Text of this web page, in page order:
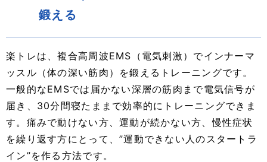
鍛える
楽トレは、複合高周波EMS（電気刺激）でインナーマ
ッスル（体の深い筋肉）を鍛えるトレーニングです。
一般的なEMSでは届かない深層の筋肉まで電気信号が
届き、30分間寝たままで効率的にトレーニングできま
す。痛みで動けない方、運動が続かない方、慢性症状
を繰り返す方にとって、”運動できない人のスタートラ
イン”を作る方法です。